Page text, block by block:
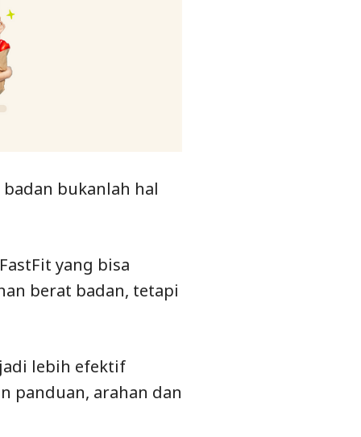
bukanlah hal
yang bisa
berat badan, tetapi
lebih efektif
panduan, arahan dan